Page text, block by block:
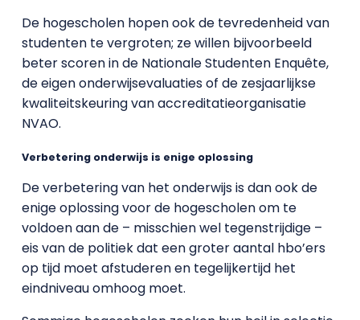
De hogescholen hopen ook de tevredenheid van
studenten te vergroten; ze willen bijvoorbeeld
beter scoren in de Nationale Studenten Enquête,
de eigen onderwijsevaluaties of de zesjaarlijkse
kwaliteitskeuring van accreditatieorganisatie
NVAO.
Verbetering onderwijs is enige oplossing
De verbetering van het onderwijs is dan ook de
enige oplossing voor de hogescholen om te
voldoen aan de – misschien wel tegenstrijdige –
eis van de politiek dat een groter aantal hbo’ers
op tijd moet afstuderen en tegelijkertijd het
eindniveau omhoog moet.